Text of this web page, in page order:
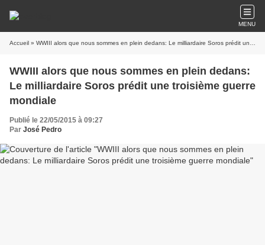
MENU
Accueil » WWIII alors que nous sommes en plein dedans: Le milliardaire Soros prédit une troisième guerre mondiale
WWIII alors que nous sommes en plein dedans:
Le milliardaire Soros prédit une troisième guerre
mondiale
Publié le 22/05/2015 à 09:27
Par José Pedro